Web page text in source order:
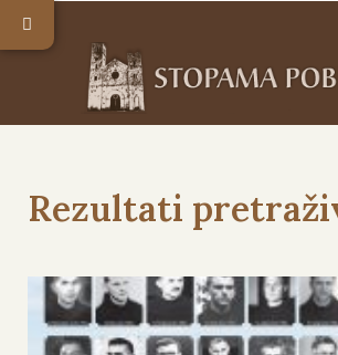
Rezultati